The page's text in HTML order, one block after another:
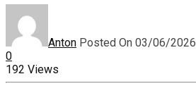
Anton Posted On 03/06/2026
0
192 Views